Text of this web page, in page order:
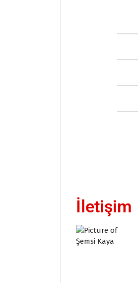
İletişim